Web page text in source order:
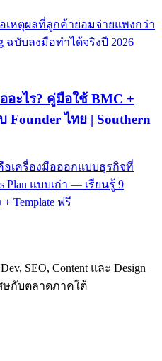
หตุผลที่ลูกค้ายอมจ่ายแพงกว่า
ฉบับลงมือทำได้จริงปี 2026
อะไร? คู่มือใช้ BMC +
Founder ไทย | Southern
คือเครื่องมือออกแบบธุรกิจที่
Plan แบบเก่า — เรียนรู้ 9
Template ฟรี
SEO, Content และ Design
ษกับตลาดภาคใต้